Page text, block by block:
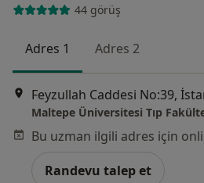
44 görüş
Adres 1 Adres 2
Feyzullah Caddesi No:39,
Maltepe Üniversitesi Tıp
Randevu talep et